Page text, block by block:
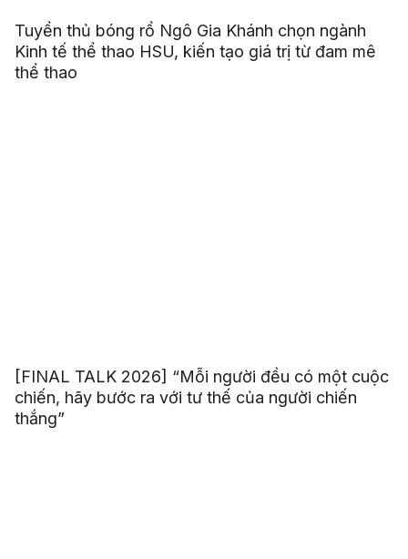
Tuyển thủ bóng rổ Ngô Gia Khánh chọn ngành
Kinh tế thể thao HSU, kiến tạo giá trị từ đam mê
thể thao
[FINAL TALK 2026] “Mỗi người đều có một cuộc
chiến, hãy bước ra với tư thế của người chiến
thắng”